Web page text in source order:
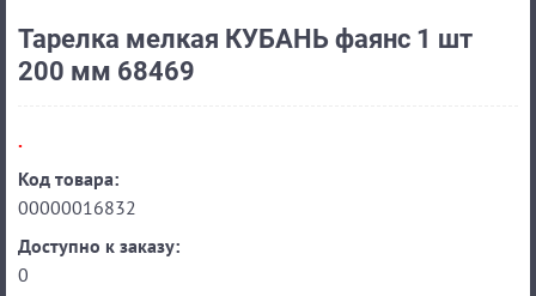
Тарелка мелкая КУБАНЬ фаянс 1 шт
200 мм 68469
.
Код товара:
00000016832
Доступно к заказу:
0